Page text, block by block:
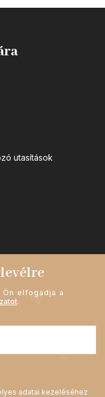
utasítások
elfogadja a
.